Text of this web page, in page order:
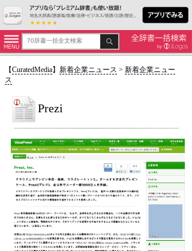
【CuratedMedia】 新着企業ニュース > 新着企業ニュー
ス
Prezi